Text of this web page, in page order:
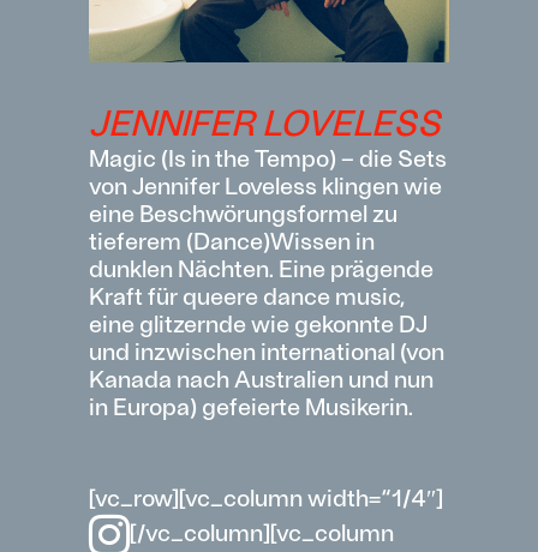
JENNIFER LOVELESS
Magic (Is in the Tempo) – die Sets
von Jennifer Loveless klingen wie
eine Beschwörungsformel zu
tieferem (Dance)Wissen in
dunklen Nächten. Eine prägende
Kraft für queere dance music,
eine glitzernde wie gekonnte DJ
und inzwischen international (von
Kanada nach Australien und nun
in Europa) gefeierte Musikerin.
[vc_row][vc_column width=“1/4″]
[/vc_column][vc_column